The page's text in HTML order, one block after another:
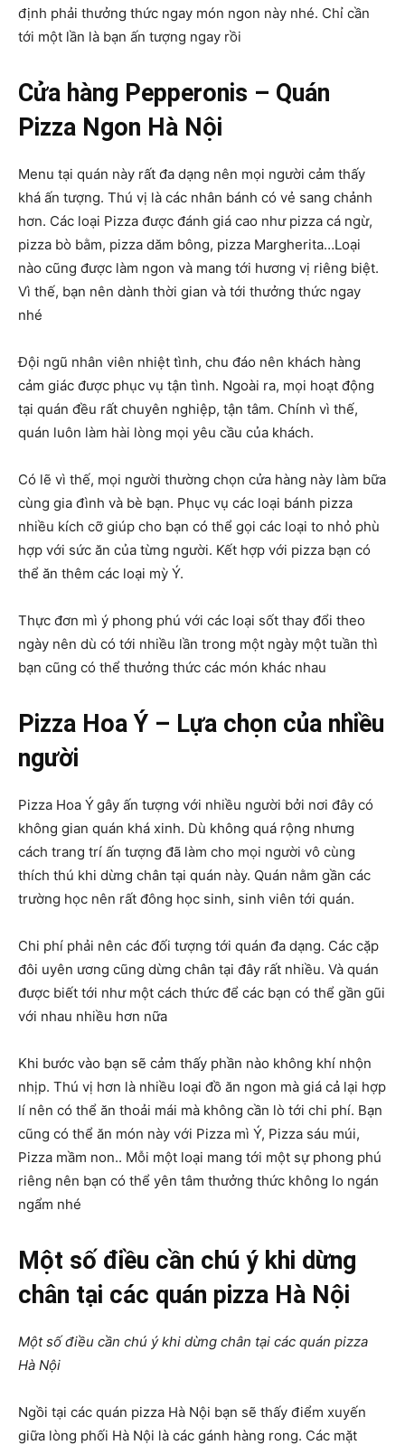
định phải thưởng thức ngay món ngon này nhé. Chỉ cần
tới một lần là bạn ấn tượng ngay rồi
Cửa hàng Pepperonis – Quán
Pizza Ngon Hà Nội
Menu tại quán này rất đa dạng nên mọi người cảm thấy
khá ấn tượng. Thú vị là các nhân bánh có vẻ sang chảnh
hơn. Các loại Pizza được đánh giá cao như pizza cá ngừ,
pizza bò bằm, pizza dăm bông, pizza Margherita…Loại
nào cũng được làm ngon và mang tới hương vị riêng biệt.
Vì thế, bạn nên dành thời gian và tới thưởng thức ngay
nhé
Đội ngũ nhân viên nhiệt tình, chu đáo nên khách hàng
cảm giác được phục vụ tận tình. Ngoài ra, mọi hoạt động
tại quán đều rất chuyên nghiệp, tận tâm. Chính vì thế,
quán luôn làm hài lòng mọi yêu cầu của khách.
Có lẽ vì thế, mọi người thường chọn cửa hàng này làm bữa
cùng gia đình và bè bạn. Phục vụ các loại bánh pizza
nhiều kích cỡ giúp cho bạn có thể gọi các loại to nhỏ phù
hợp với sức ăn của từng người. Kết hợp với pizza bạn có
thể ăn thêm các loại mỳ Ý.
Thực đơn mì ý phong phú với các loại sốt thay đổi theo
ngày nên dù có tới nhiều lần trong một ngày một tuần thì
bạn cũng có thể thưởng thức các món khác nhau
Pizza Hoa Ý – Lựa chọn của nhiều
người
Pizza Hoa Ýgây ấn tượng với nhiều người bởi nơi đây có
không gian quán khá xinh. Dù không quá rộng nhưng
cách trang trí ấn tượng đã làm cho mọi người vô cùng
thích thú khi dừng chân tại quán này. Quán nằm gần các
trường học nên rất đông học sinh, sinh viên tới quán.
Chi phí phải nên các đối tượng tới quán đa dạng. Các cặp
đôi uyên ương cũng dừng chân tại đây rất nhiều. Và quán
được biết tới như một cách thức để các bạn có thể gần gũi
với nhau nhiều hơn nữa
Khi bước vào bạn sẽ cảm thấy phần nào không khí nhộn
nhịp. Thú vị hơn là nhiều loại đồ ăn ngon mà giá cả lại hợp
lí nên có thể ăn thoải mái mà không cần lò tới chi phí. Bạn
cũng có thể ăn món này với Pizza mì Ý, Pizza sáu múi,
Pizza mầm non.. Mỗi một loại mang tới một sự phong phú
riêng nên bạn có thể yên tâm thưởng thức không lo ngán
ngẩm nhé
Một số điều cần chú ý khi dừng
chân tại các quán pizza Hà Nội
Một số điều cần chú ý khi dừng chân tại các quán pizza
Hà Nội
Ngồi tại các quán pizza Hà Nội bạn sẽ thấy điểm xuyến
giữa lòng phối Hà Nội là các gánh hàng rong. Các mặt